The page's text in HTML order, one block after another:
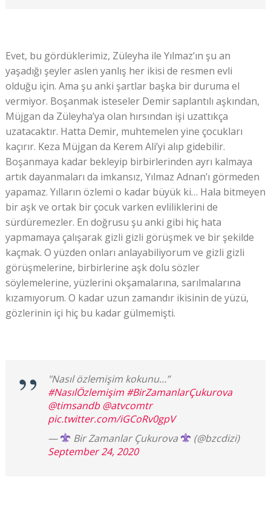
Evet, bu gördüklerimiz, Züleyha ile Yılmaz’ın şu an
yaşadığı şeyler aslen yanlış her ikisi de resmen evli
olduğu için. Ama şu anki şartlar başka bir duruma el
vermiyor. Boşanmak isteseler Demir saplantılı aşkından,
Müjgan da Züleyha’ya olan hırsından işi uzattıkça
uzatacaktır. Hatta Demir, muhtemelen yine çocukları
kaçırır. Keza Müjgan da Kerem Ali’yi alıp gidebilir.
Boşanmaya kadar bekleyip birbirlerinden ayrı kalmaya
artık dayanmaları da imkansız, Yılmaz Adnan’ı görmeden
yapamaz. Yılların özlemi o kadar büyük ki… Hala bitmeyen
bir aşk ve ortak bir çocuk varken evliliklerini de
sürdüremezler. En doğrusu şu anki gibi hiç hata
yapmamaya çalışarak gizli gizli görüşmek ve bir şekilde
kaçmak. O yüzden onları anlayabiliyorum ve gizli gizli
görüşmelerine, birbirlerine aşk dolu sözler
söylemelerine, yüzlerini okşamalarına, sarılmalarına
kızamıyorum. O kadar uzun zamandır ikisinin de yüzü,
gözlerinin içi hiç bu kadar gülmemişti.
"Nasıl özlemişim kokunu…”
#NasılÖzlemişim #BirZamanlarÇukurova
@timsandb @atvcomtr
pic.twitter.com/iGCoRv0gpV
—
Bir Zamanlar Çukurova
(@bzcdizi)
September 24, 2020